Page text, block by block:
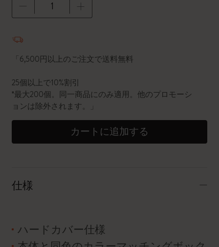
「6,500円以上のご注文で送料無料
25個以上で10%割引
*最大200個。同一商品にのみ適用。他のプロモーシ
ョンは除外されます。」
カートに追加する
仕様
ハードカバー仕様